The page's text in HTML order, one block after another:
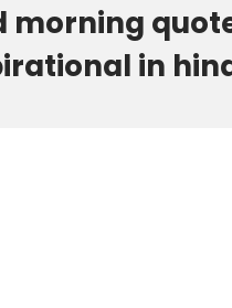
morning
in